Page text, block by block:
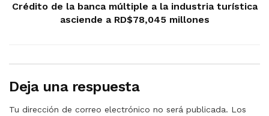
Crédito de la banca múltiple a la industria turística
asciende a RD$78,045 millones
Deja una respuesta
Tu dirección de correo electrónico no será publicada. Los